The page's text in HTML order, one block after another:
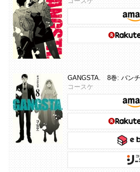
GANGSTA. 8巻: バン
コースケ